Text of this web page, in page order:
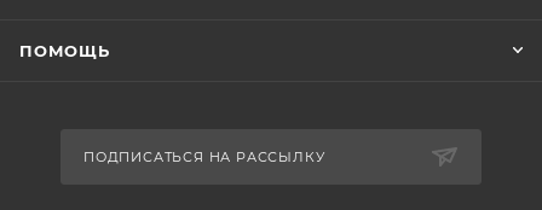
ПОМОЩЬ
ПОДПИСАТЬСЯ НА РАССЫЛКУ